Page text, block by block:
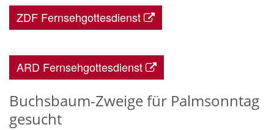
ZDF Fernsehgottesdienst
ARD Fernsehgottesdienst
Buchsbaum-Zweige für Palmsonntag
gesucht